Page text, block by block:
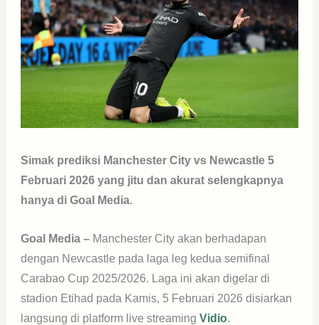
Simak prediksi Manchester City vs Newcastle 5
Februari 2026 yang jitu dan akurat selengkapnya
hanya di Goal Media.
Goal Media – Manchester City akan berhadapan
dengan Newcastle pada laga leg kedua semifinal
Carabao Cup 2025/2026. Laga ini akan digelar di
stadion Etihad pada Kamis, 5 Februari 2026 disiarkan
langsung di platform live streaming Vidio.